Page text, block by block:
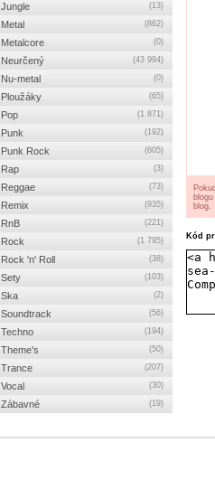
blog.
Kód
Jungle (13)
Metal (862)
Metalcore (0)
Neurčený (43 994)
Nu-metal (0)
Ploužáky (65)
Pop (1 871)
Punk (192)
Punk Rock (605)
Rap (3)
Reggae (73)
Remix (935)
RnB (221)
Rock (1 795)
Rock 'n' Roll (38)
Sety (103)
Ska (2)
Soundtrack (56)
Techno (194)
Theme's (50)
Trance (207)
Vocal (30)
Zábavné (19)